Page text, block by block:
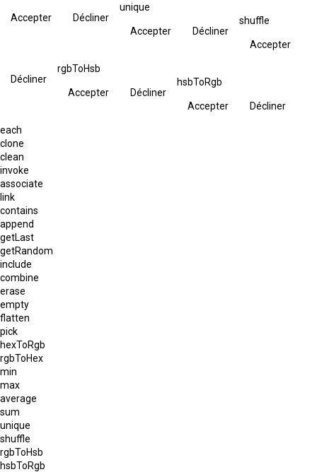
Accepter Décliner
unique
Accepter Décliner
shuffle
Accepter
Décliner
rgbToHsb
Accepter Décliner
hsbToRgb
Accepter Décliner
each
clone
clean
invoke
associate
link
contains
append
getLast
getRandom
include
combine
erase
empty
flatten
pick
hexToRgb
rgbToHex
min
max
average
sum
unique
shuffle
rgbToHsb
hsbToRgb